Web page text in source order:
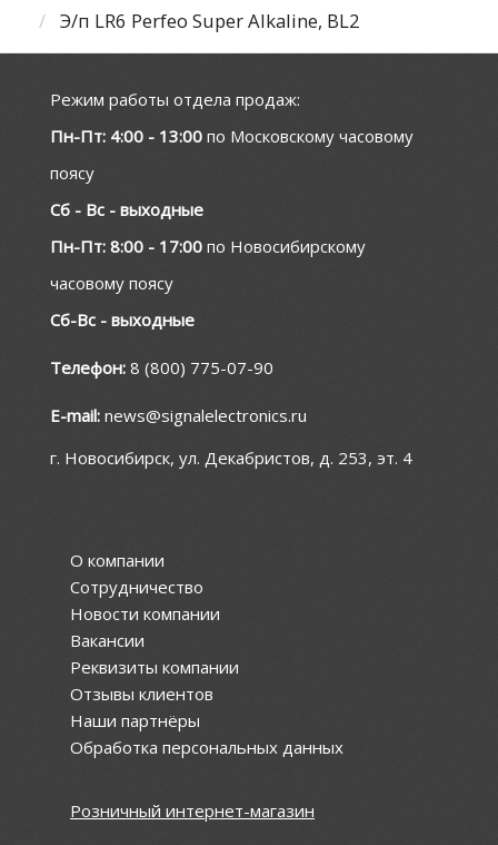
Э/п LR6 Perfeo Super Alkaline, BL2
Режим работы отдела продаж:
Пн-Пт: 4:00 - 13:00 по Московскому часовому
поясу
Сб - Вс - выходные
Пн-Пт: 8:00 - 17:00 по Новосибирскому
часовому поясу
Сб-Вс - выходные
Телефон: 8 (800) 775-07-90
E-mail: news@signalelectronics.ru
г. Новосибирск, ул. Декабристов, д. 253, эт. 4
О компании
Сотрудничество
Новости компании
Вакансии
Реквизиты компании
Отзывы клиентов
Наши партнёры
Обработка персональных данных
Розничный интернет-магазин